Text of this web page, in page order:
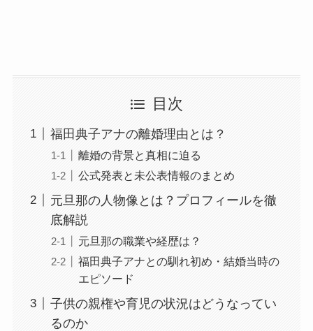
目次
福田典子アナの離婚理由とは？
離婚の背景と真相に迫る
公式発表と未公表情報のまとめ
元旦那の人物像とは？プロフィールを徹
底解説
元旦那の職業や経歴は？
福田典子アナとの馴れ初め・結婚当時の
エピソード
子供の親権や育児の状況はどうなってい
るのか